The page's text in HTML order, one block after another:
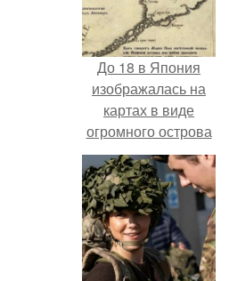
До 18 в Япония
изображалась на
картах в виде
огромного острова
иапан.